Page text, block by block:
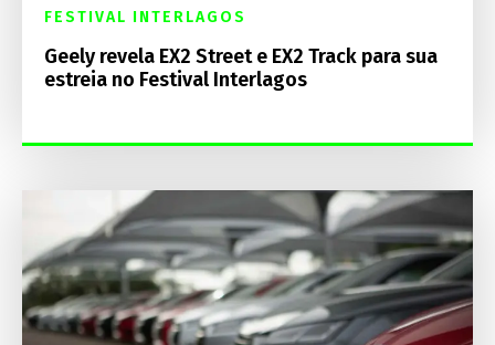
FESTIVAL INTERLAGOS
Geely revela EX2 Street e EX2 Track para sua
estreia no Festival Interlagos